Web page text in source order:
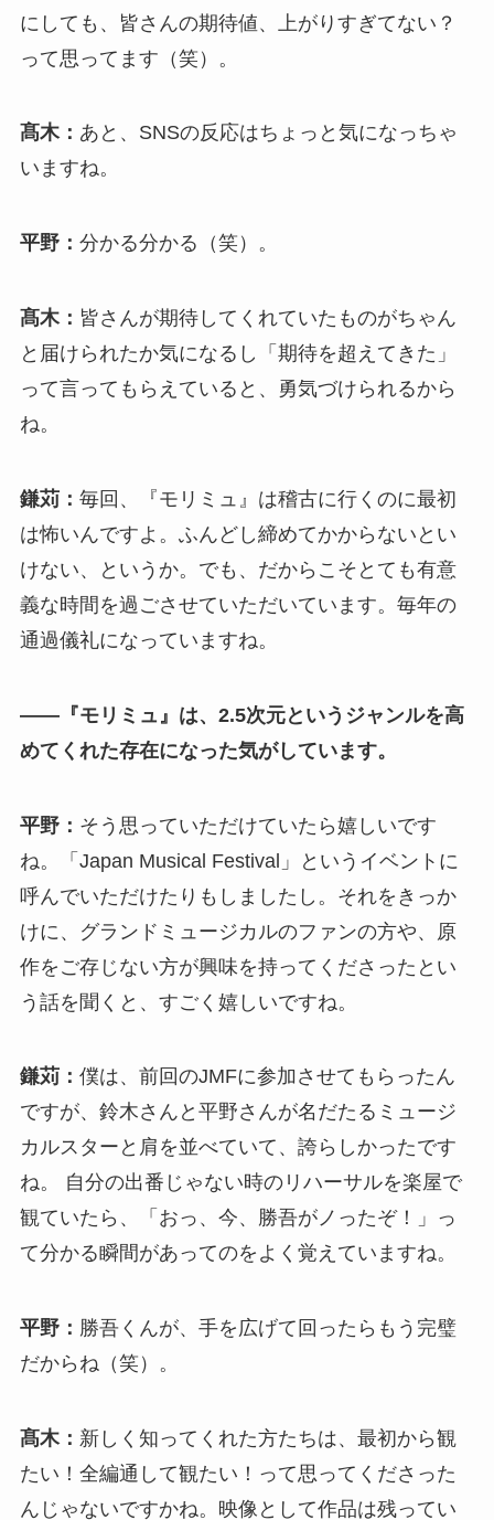
にしても、皆さんの期待値、上がりすぎてない？
って思ってます（笑）。
髙木： あと、SNSの反応はちょっと気になっちゃ
いますね。
平野： 分かる分かる（笑）。
髙木： 皆さんが期待してくれていたものがちゃん
と届けられたか気になるし「期待を超えてきた」
って言ってもらえていると、勇気づけられるから
ね。
鎌苅： 毎回、『モリミュ』は稽古に行くのに最初
は怖いんですよ。ふんどし締めてかからないとい
けない、というか。でも、だからこそとても有意
義な時間を過ごさせていただいています。毎年の
通過儀礼になっていますね。
――『モリミュ』は、2.5次元というジャンルを高
めてくれた存在になった気がしています。
平野： そう思っていただけていたら嬉しいです
ね。「Japan Musical Festival」というイベントに
呼んでいただけたりもしましたし。それをきっか
けに、グランドミュージカルのファンの方や、原
作をご存じない方が興味を持ってくださったとい
う話を聞くと、すごく嬉しいですね。
鎌苅： 僕は、前回のJMFに参加させてもらったん
ですが、鈴木さんと平野さんが名だたるミュージ
カルスターと肩を並べていて、誇らしかったです
ね。 自分の出番じゃない時のリハーサルを楽屋で
観ていたら、「おっ、今、勝吾がノったぞ！」っ
て分かる瞬間があってのをよく覚えていますね。
平野： 勝吾くんが、手を広げて回ったらもう完璧
だからね（笑）。
髙木： 新しく知ってくれた方たちは、最初から観
たい！全編通して観たい！って思ってくださった
んじゃないですかね。映像として作品は残ってい